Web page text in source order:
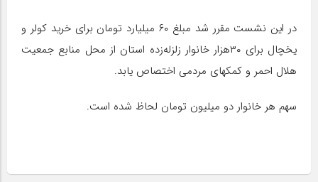
در این نشست مقرر شد مبلغ ۶۰ میلیارد تومان برای خرید کولر و
یخچال برای ۳۰هزار خانوار زلزله‌زده استان از محل منابع جمعیت
هلال احمر و کمکهای مردمی اختصاص یابد.
سهم هر خانوار دو میلیون تومان لحاظ شده است.